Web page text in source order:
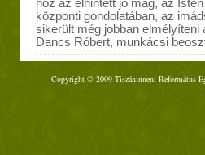
hoz az elhintett jó mag, az
központi gondolatában, az
sikerült még jobban elmélyíteni
Dancs Róbert, munkácsi
Copyright © 2009 Tiszáninneni Református